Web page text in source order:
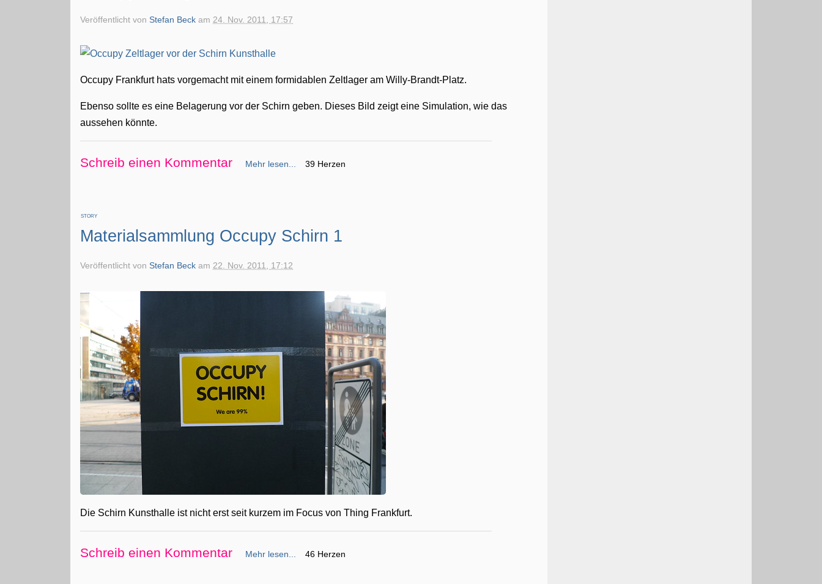
Veröffentlicht vonStefan Beck am24. Nov. 2011, 17:57
Occupy Frankfurt hats vorgemacht mit einem formidablen Zeltlager am Willy-Brandt-Platz.
Ebenso sollte es eine Belagerung vor der Schirn geben. Dieses Bild zeigt eine Simulation, wie das
aussehen könnte.
Schreib einen Kommentar Mehr lesen... 39 Herzen
STORY
Materialsammlung Occupy Schirn 1
Veröffentlicht vonStefan Beck am22. Nov. 2011, 17:12
Die Schirn Kunsthalle ist nicht erst seit kurzem im Focus von Thing Frankfurt.
Schreib einen Kommentar Mehr lesen... 46 Herzen